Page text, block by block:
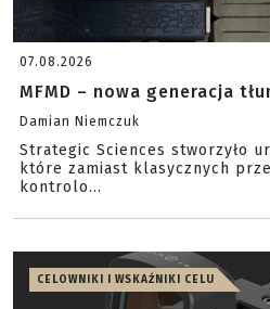
07.08.2026
MFMD – nowa generacja
Damian Niemczuk
Strategic Sciences stworzyło
które zamiast klasycznych
kontrolo...
CELOWNIKI I WSKAŹNIKI CELU